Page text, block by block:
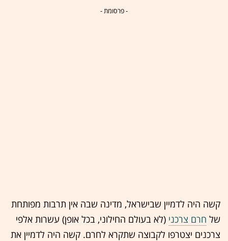
- פרסומת -
קשה היה לדמיין שבישראל, מדינה שבה אין תרבות מפותחת
של חרם צרכני (לא בעולם החילוני, בכל אופן) עשרות אלפי
צרכנים יצטרפו לקבוצה שתקרא לחרם. קשה היה לדמיין את